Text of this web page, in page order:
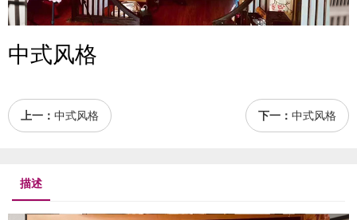
中式风格
上一： 中式风格 下一： 中式风格
描述